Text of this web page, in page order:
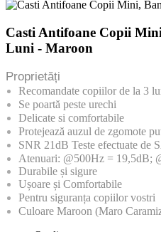
Casti Antifoane Copii
Luni - Maroon
Proprietăți
Recomandate copiilor de la 3
Se poartă peste urechi
Delicate si comfortabile
Protejează auzul de zgomote
SNR 21dB Teste efectuate de
Atenuari: @500Hz = 19,5dB;
Durabile și sigure
Ușoare și Comfortabile
Pentru siguranța copiilor vostri
Culoare Maroon (Maro